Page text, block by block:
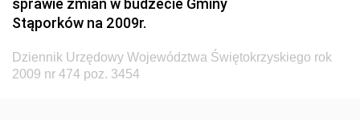
Dziennik Urzędowy Ministerstwa Zdrowia i Opieki
Społecznej
Dziennik Urzędowy Ministerstwa Rolnictwa, Leśnictwa
i Gospodarki Żywnościowej
Stąporków na 2009r.
Dziennik Urzędowy Województwa Świętokrzyskiego rok
2009 nr 474 poz. 3454